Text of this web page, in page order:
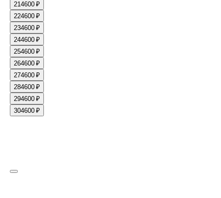
214600 ₽
224600 ₽
234600 ₽
244600 ₽
254600 ₽
264600 ₽
274600 ₽
284600 ₽
294600 ₽
304600 ₽